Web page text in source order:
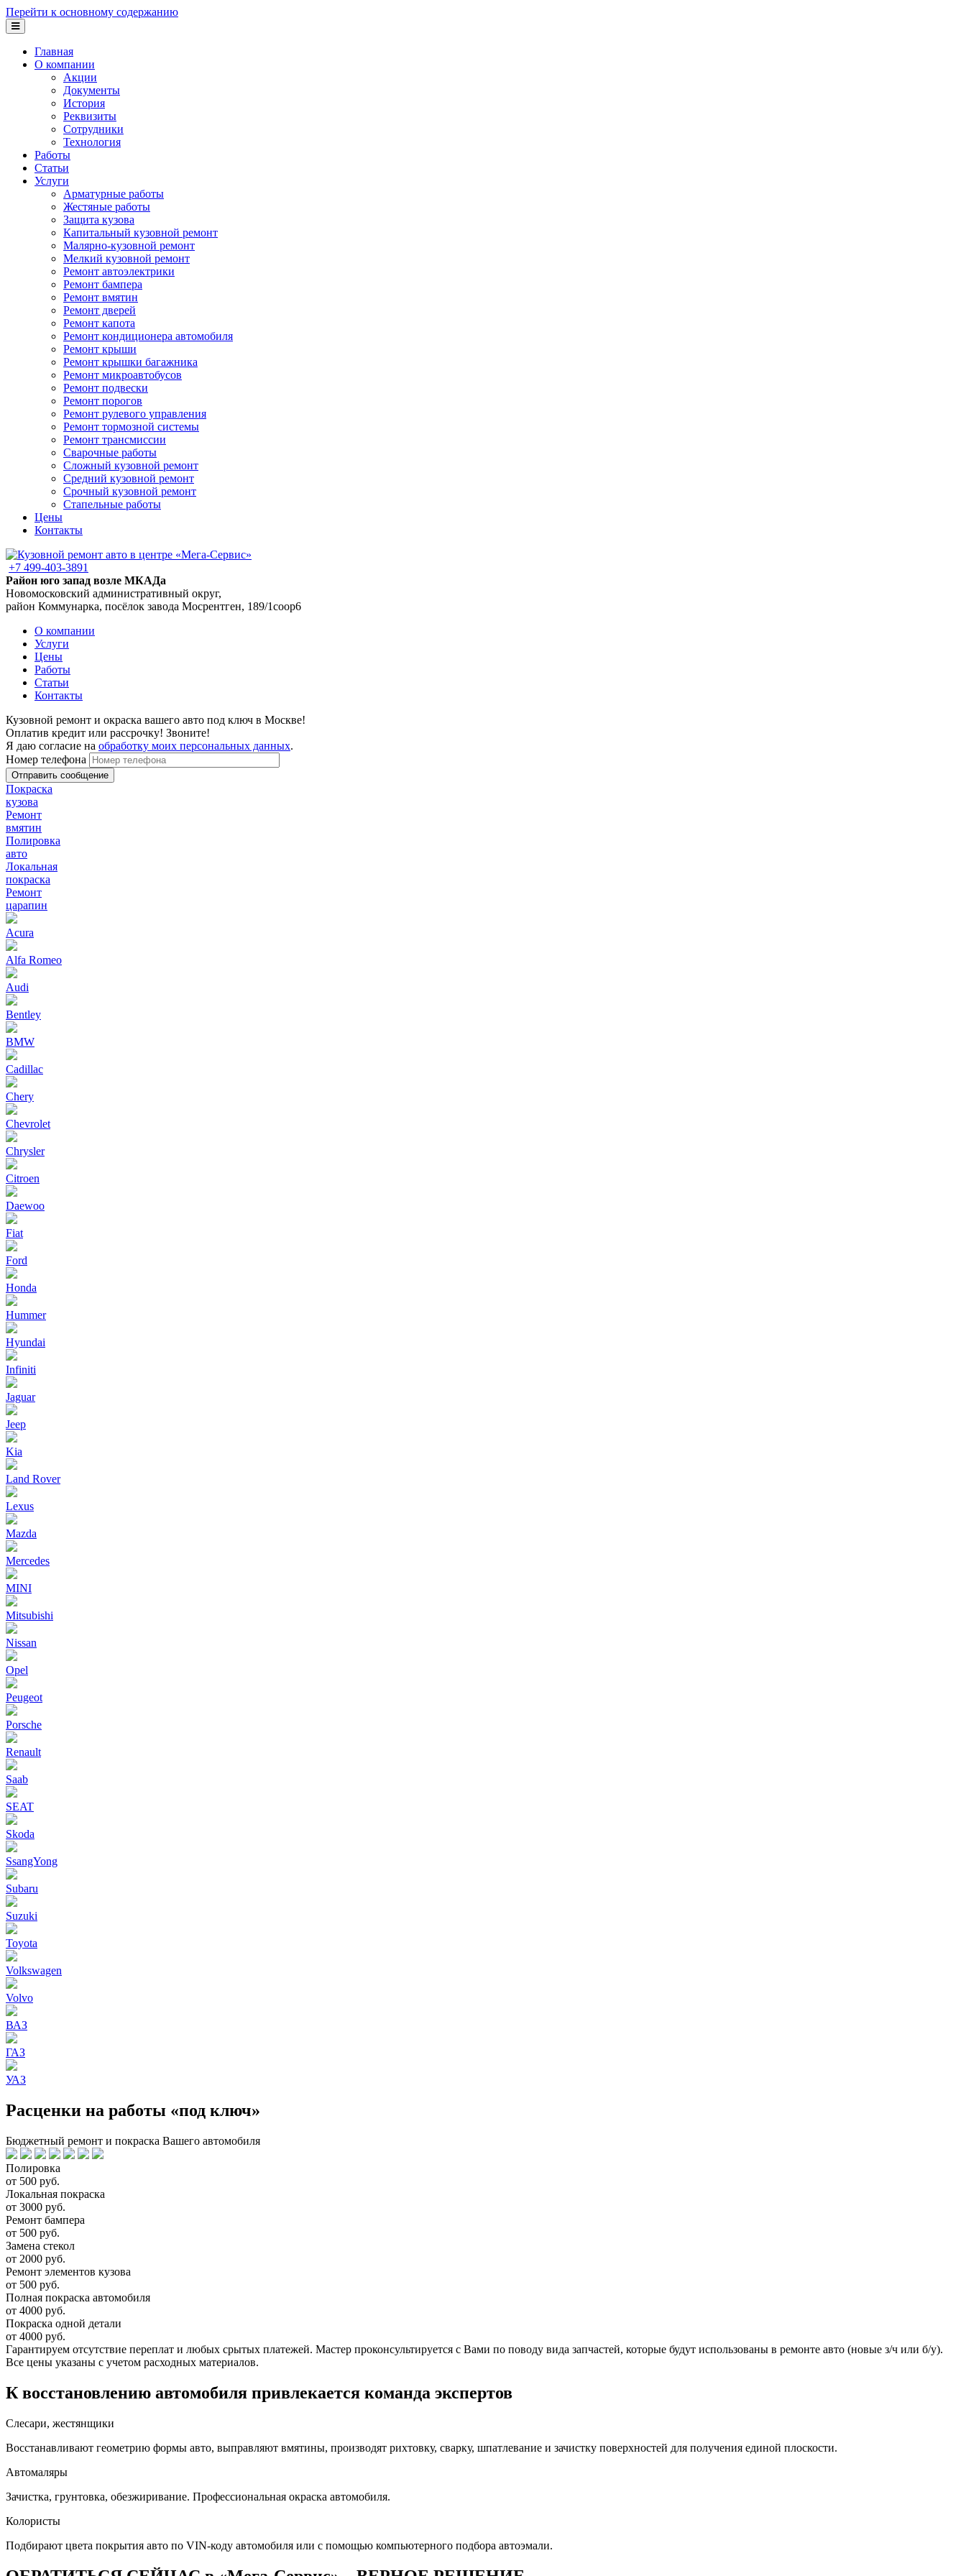
Перейти к основному содержанию
Главная
О компании
Акции
Документы
История
Реквизиты
Сотрудники
Технология
Работы
Статьи
Услуги
Арматурные работы
Жестяные работы
Защита кузова
Капитальный кузовной ремонт
Малярно-кузовной ремонт
Мелкий кузовной ремонт
Ремонт автоэлектрики
Ремонт бампера
Ремонт вмятин
Ремонт дверей
Ремонт капота
Ремонт кондиционера автомобиля
Ремонт крыши
Ремонт крышки багажника
Ремонт микроавтобусов
Ремонт подвески
Ремонт порогов
Ремонт рулевого управления
Ремонт тормозной системы
Ремонт трансмиссии
Сварочные работы
Сложный кузовной ремонт
Средний кузовной ремонт
Срочный кузовной ремонт
Стапельные работы
Цены
Контакты
+7 499-403-3891
Район юго запад возле МКАДа
Новомосковский административный округ,
район Коммунарка, посёлок завода Мосрентген, 189/1соор6
О компании
Услуги
Цены
Работы
Статьи
Контакты
Кузовной ремонт и окраска вашего авто под ключ в Москве!
Оплатив кредит или рассрочку! Звоните!
Я даю согласие на обработку моих персональных данных.
Номер телефона
Покраска
кузова
Ремонт
вмятин
Полировка
авто
Локальная
покраска
Ремонт
царапин
Acura
Alfa Romeo
Audi
Bentley
BMW
Cadillac
Chery
Chevrolet
Chrysler
Citroen
Daewoo
Fiat
Ford
Honda
Hummer
Hyundai
Infiniti
Jaguar
Jeep
Kia
Land Rover
Lexus
Mazda
Mercedes
MINI
Mitsubishi
Nissan
Opel
Peugeot
Porsche
Renault
Saab
SEAT
Skoda
SsangYong
Subaru
Suzuki
Toyota
Volkswagen
Volvo
ВАЗ
ГАЗ
УАЗ
Расценки на работы «под ключ»
Бюджетный ремонт и покраска Вашего автомобиля
Полировка
от 500 руб.
Локальная покраска
от 3000 руб.
Ремонт бампера
от 500 руб.
Замена стекол
от 2000 руб.
Ремонт элементов кузова
от 500 руб.
Полная покраска автомобиля
от 4000 руб.
Покраска одной детали
от 4000 руб.
Гарантируем отсутствие переплат и любых срытых платежей. Мастер проконсультируется с Вами по поводу вида запчастей, которые будут использованы в ремонте авто (новые з/ч или б/у).
Все цены указаны с учетом расходных материалов.
К восстановлению автомобиля привлекается команда экспертов
Слесари, жестянщики
Восстанавливают геометрию формы авто, выправляют вмятины, производят рихтовку, сварку, шпатлевание и зачистку поверхностей для получения единой плоскости.
Автомаляры
Зачистка, грунтовка, обезжиривание. Профессиональная окраска автомобиля.
Колористы
Подбирают цвета покрытия авто по VIN-коду автомобиля или с помощью компьютерного подбора автоэмали.